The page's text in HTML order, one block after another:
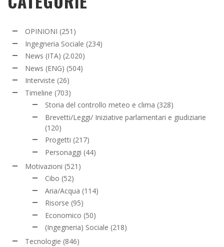
OPINIONI (251)
Ingegneria Sociale (234)
News (ITA) (2.020)
News (ENG) (504)
Interviste (26)
Timeline (703)
Storia del controllo meteo e clima (328)
Brevetti/Leggi/ Iniziative parlamentari e giudiziarie
(120)
Progetti (217)
Personaggi (44)
Motivazioni (521)
Cibo (52)
Aria/Acqua (114)
Risorse (95)
Economico (50)
(Ingegneria) Sociale (218)
Tecnologie (846)